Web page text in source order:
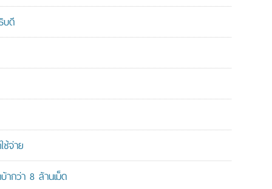
บดี
จ่าย
กว่า 8 ล้านเม็ด